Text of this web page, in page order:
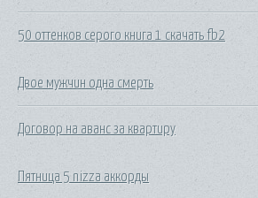
50 оттенков серого книга 1 скачать fb2
Двое мужчин одна смерть
Договор на аванс за квартиру
Пятница 5 nizza аккорды